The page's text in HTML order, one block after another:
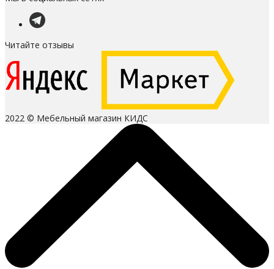
Читайте отзывы
2022 © Мебельный магазин КИДС